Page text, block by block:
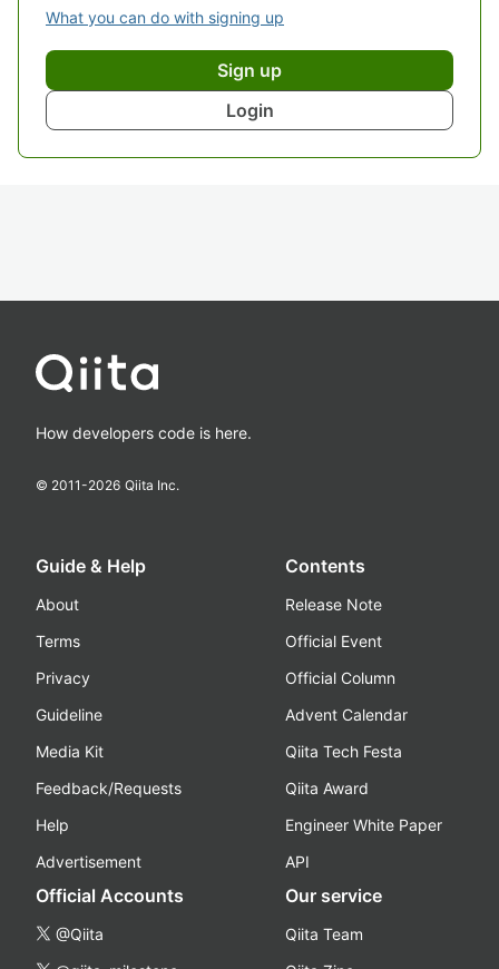
What you can do with signing up
Sign up
Login
How developers code is here.
© 2011-2026 Qiita Inc.
Guide & Help
About
Terms
Privacy
Guideline
Media Kit
Feedback/Requests
Help
Advertisement
Contents
Release Note
Official Event
Official Column
Advent Calendar
Qiita Tech Festa
Qiita Award
Engineer White Paper
API
Official Accounts
@Qiita
Our service
Qiita Team